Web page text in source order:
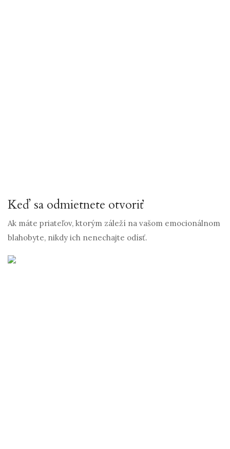
Keď sa odmietnete otvoriť
Ak máte priateľov, ktorým záleží na vašom emocionálnom
blahobyte, nikdy ich nenechajte odísť.